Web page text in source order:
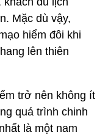
Mặc dù vậy,
hiểm đôi khi
lên thiên
trở nên không ít
quá trình chinh
là một nam